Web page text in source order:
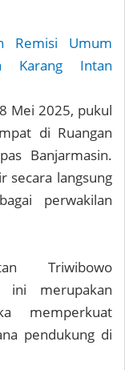
Remisi Umum
Karang Intan
Mei 2025, pukul
di Ruangan
Banjarmasin.
secara langsung
perwakilan
Triwibowo
ini merupakan
memperkuat
pendukung di